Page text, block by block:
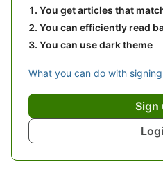
Databricks 無料トライアル
comment 0
Register as a new